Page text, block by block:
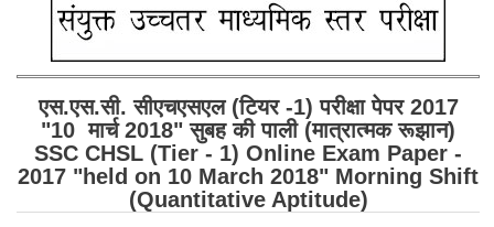
SSC CGL PDF Ebooks
SSC CHSL PDF Ebooks
SSC CGL
SSC CGL TIER-1
Tier-1 PAPERS
एस.एस.सी. सीएचएसएल (टियर -1) परीक्षा पेपर 2017
"10 मार्च 2018" सुबह की पाली (मात्रात्मक रूझान)
SSC CHSL (Tier - 1) Online Exam Paper -
2017 "held on 10 March 2018" Morning Shift
(Quantitative Aptitude)